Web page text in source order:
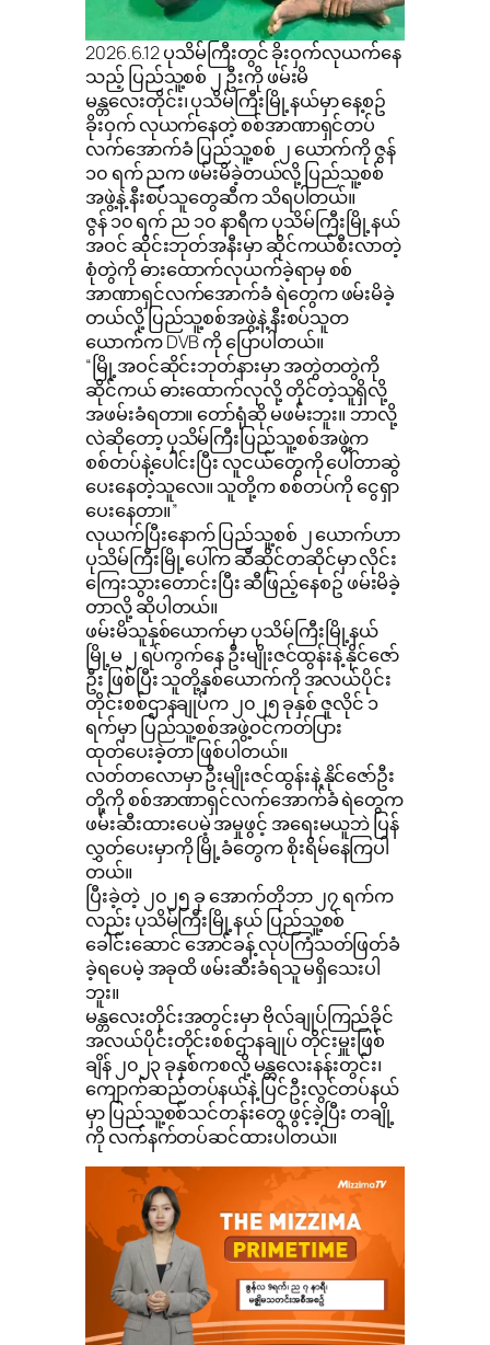
2026.6.12 ပုသိမ်ကြီးတွင် ခိုးဝှက်လုယက်နေ
သည့် ပြည်သူ့စစ် ၂ ဦးကို ဖမ်းမိ
မန္တလေးတိုင်း၊ ပုသိမ်ကြီးမြို့နယ်မှာ နေ့စဥ်
ခိုးဝှက် လုယက်နေတဲ့ စစ်အာဏာရှင်တပ်
လက်အောက်ခံ ပြည်သူ့စစ် ၂ ယောက်ကို ဇွန်
၁၀ ရက် ညက ဖမ်းမိခဲ့တယ်လို့ ပြည်သူ့စစ်
အဖွဲ့နဲ့ နီးစပ်သူတွေဆီက သိရပါတယ်။
ဇွန် ၁၀ ရက် ည ၁၀ နာရီက ပုသိမ်ကြီးမြို့နယ်
အဝင် ဆိုင်းဘုတ်အနီးမှာ ဆိုင်ကယ်စီးလာတဲ့
စုံတွဲကို ဓားထောက်လုယက်ခဲ့ရာမှ စစ်
အာဏာရှင်လက်အောက်ခံ ရဲတွေက ဖမ်းမိခဲ့
တယ်လို့ ပြည်သူ့စစ်အဖွဲ့နဲ့ နီးစပ်သူတ
ယောက်က DVB ကို ပြောပါတယ်။
“မြို့အဝင်ဆိုင်းဘုတ်နားမှာ အတွဲတတွဲကို
ဆိုင်ကယ် ဓားထောက်လုလို့ တိုင်တဲ့သူရှိလို့
အဖမ်းခံရတာ။ တော်ရုံဆို မဖမ်းဘူး။ ဘာလို့
လဲဆိုတော့ ပုသိမ်ကြီးပြည်သူ့စစ်အဖွဲ့က
စစ်တပ်နဲ့ပေါင်းပြီး လူငယ်တွေကို ပေါ်တာဆွဲ
ပေးနေတဲ့သူလေ။ သူတို့က စစ်တပ်ကို ငွေရှာ
ပေးနေတာ။”
လုယက်ပြီးနောက် ပြည်သူ့စစ် ၂ ယောက်ဟာ
ပုသိမ်ကြီးမြို့ပေါ်က ဆီဆိုင်တဆိုင်မှာ လိုင်း
ကြေးသွားတောင်းပြီး ဆီဖြည့်နေစဥ် ဖမ်းမိခဲ့
တာလို့ ဆိုပါတယ်။
ဖမ်းမိသူနှစ်ယောက်မှာ ပုသိမ်ကြီးမြို့နယ်
မြို့မ ၂ ရပ်ကွက်နေ ဦးမျိုးဇင်ထွန်းနဲ့ နိုင်ဇော်
ဦး ဖြစ်ပြီး သူတို့နှစ်ယောက်ကို အလယ်ပိုင်း
တိုင်းစစ်ဌာနချုပ်က ၂၀၂၅ ခုနှစ် ဇူလိုင် ၁
ရက်မှာ ပြည်သူ့စစ်အဖွဲ့ဝင်ကတ်ပြား
ထုတ်ပေးခဲ့တာ ဖြစ်ပါတယ်။
လတ်တလောမှာ ဦးမျိုးဇင်ထွန်းနဲ့ နိုင်ဇော်ဦး
တို့ကို စစ်အာဏာရှင်လက်အောက်ခံ ရဲတွေက
ဖမ်းဆီးထားပေမဲ့ အမှုဖွင့် အရေးမယူဘဲ ပြန်
လွှတ်ပေးမှာကို မြို့ခံတွေက စိုးရိမ်နေကြပါ
တယ်။
ပြီးခဲ့တဲ့ ၂၀၂၅ ခု အောက်တိုဘာ ၂၇ ရက်က
လည်း ပုသိမ်ကြီးမြို့နယ် ပြည်သူ့စစ်
ခေါင်းဆောင် အောင်ခန့် လုပ်ကြံသတ်ဖြတ်ခံ
ခဲ့ရပေမဲ့ အခုထိ ဖမ်းဆီးခံရသူ မရှိသေးပါ
ဘူး။
မန္တလေးတိုင်းအတွင်းမှာ ဗိုလ်ချုပ်ကြည်ခိုင်
အလယ်ပိုင်းတိုင်းစစ်ဌာနချုပ် တိုင်းမှူးဖြစ်
ချိန် ၂၀၂၃ ခုနှစ်ကစလို့ မန္တလေးနန်းတွင်း၊
ကျောက်ဆည်တပ်နယ်နဲ့ ပြင်ဦးလွင်တပ်နယ်
မှာ ပြည်သူ့စစ်သင်တန်းတွေ ဖွင့်ခဲ့ပြီး တချို့
ကို လက်နက်တပ်ဆင်ထားပါတယ်။